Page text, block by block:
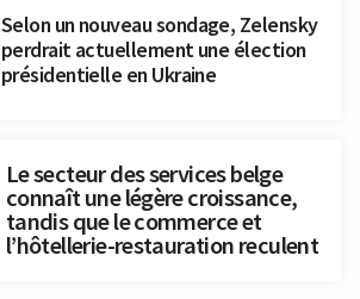
Selon un nouveau sondage, Zelensky
perdrait actuellement une élection
présidentielle en Ukraine
Le secteur des services belge
connaît une légère croissance,
tandis que le commerce et
l’hôtellerie-restauration reculent